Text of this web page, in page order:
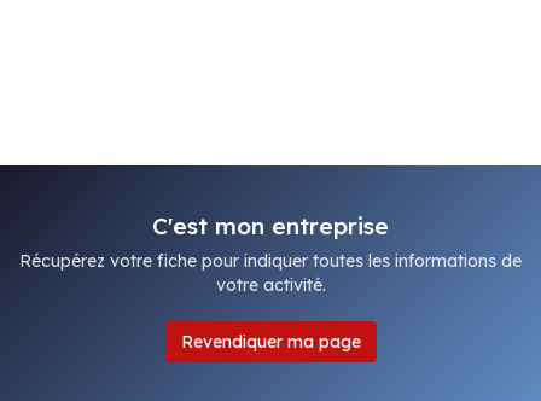
C'est mon entreprise
Récupérez votre fiche pour indiquer toutes les informations de
votre activité.
Revendiquer ma page